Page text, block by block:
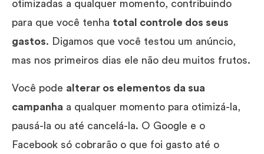
otimizadas a qualquer momento, contribuindo
para que você tenha total controle dos seus
gastos. Digamos que você testou um anúncio,
mas nos primeiros dias ele não deu muitos frutos.
Você pode alterar os elementos da sua
campanha a qualquer momento para otimizá-la,
pausá-la ou até cancelá-la. O Google e o
Facebook só cobrarão o que foi gasto até o